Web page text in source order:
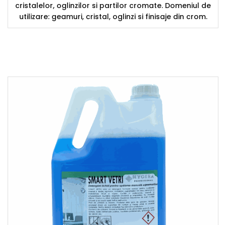
cristalelor, oglinzilor si partilor cromate. Domeniul de
utilizare: geamuri, cristal, oglinzi si finisaje din crom.